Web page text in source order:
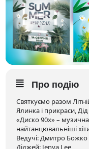
Про подію
Святкуємо разом
Ялинка і прикраси,
«Диско 90х» –
найтанцювальніші
Ведучі: Дмитро
Діджей: Jenya Lee